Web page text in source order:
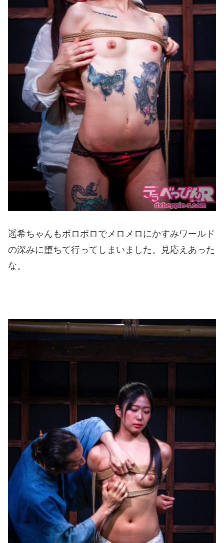
遥希ちゃんもボロボロでメロメロにかすみワールド
の深みに堕ちて行ってしまいました。見応えあった
な。